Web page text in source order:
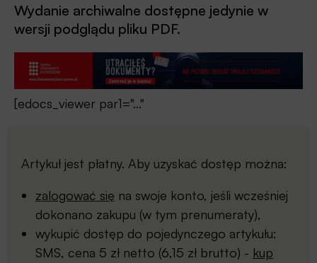
Wydanie archiwalne dostępne jedynie w
wersji podglądu pliku PDF.
[edocs_viewer par1="..."
Artykuł jest płatny. Aby uzyskać dostęp można:
zalogować się na swoje konto, jeśli wcześniej
dokonano zakupu (w tym prenumeraty),
wykupić dostęp do pojedynczego artykułu:
SMS, cena 5 zł netto (6,15 zł brutto) - kup